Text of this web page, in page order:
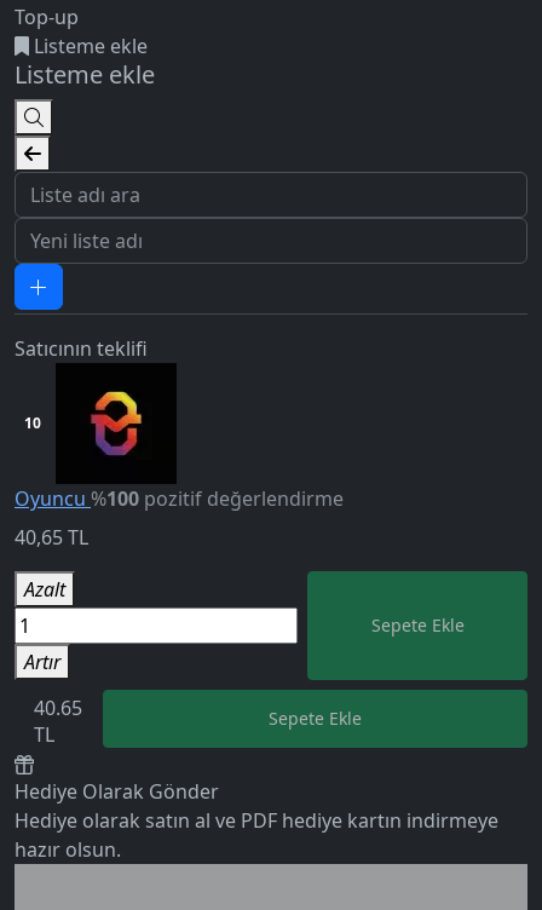
Top-up
Listeme ekle
Listeme ekle
Satıcının teklifi
10
Oyuncu %100 pozitif değerlendirme
40,65TL
Azalt
Artır
Sepete Ekle
40.65
TL
Sepete Ekle
Hediye Olarak Gönder
Hediye olarak satın al ve PDF hediye kartın indirmeye
hazır olsun.